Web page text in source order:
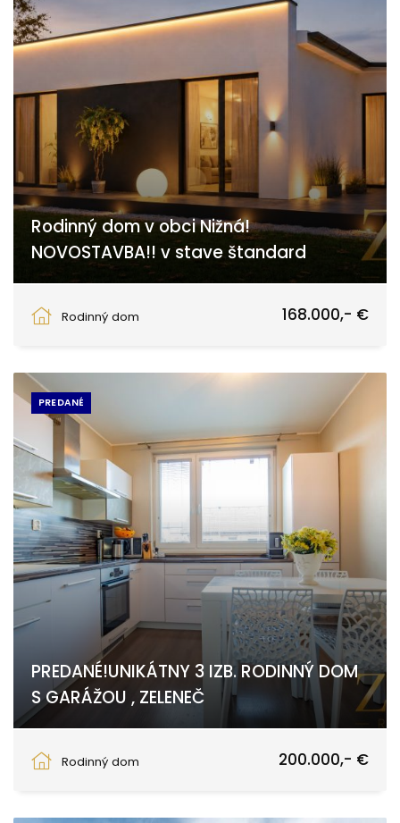
Rodinný dom v obci Nižná!
NOVOSTAVBA!! v stave štandard
Rodinný dom
168.000,- €
PREDANÉ
PREDANÉ!UNIKÁTNY 3 IZB. RODINNÝ DOM
S GARÁŽOU , ZELENEČ
Rodinný dom
200.000,- €